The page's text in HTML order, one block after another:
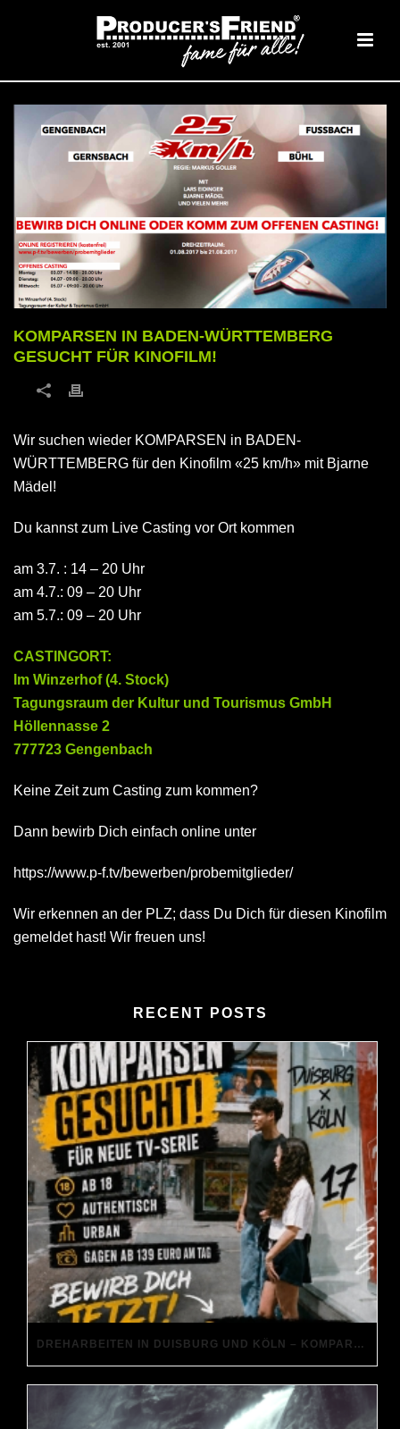
KOMPARSEN IN BADEN-WÜRTTEMBERG
GESUCHT FÜR KINOFILM!
Wir suchen wieder KOMPARSEN in BADEN-
WÜRTTEMBERG für den Kinofilm «25 km/h» mit Bjarne
Mädel!
Du kannst zum Live Casting vor Ort kommen
am 3.7. : 14 – 20 Uhr
am 4.7.: 09 – 20 Uhr
am 5.7.: 09 – 20 Uhr
CASTINGORT:
Im Winzerhof (4. Stock)
Tagungsraum der Kultur und Tourismus GmbH
Höllennasse 2
777723 Gengenbach
Keine Zeit zum Casting zum kommen?
Dann bewirb Dich einfach online unter
https://www.p-f.tv/bewerben/probemitglieder/
Wir erkennen an der PLZ; dass Du Dich für diesen Kinofilm
gemeldet hast! Wir freuen uns!
RECENT POSTS
DREHARBEITEN IN DUISBURG UND KÖLN – KOMPARS*INNEN GESUCHT!